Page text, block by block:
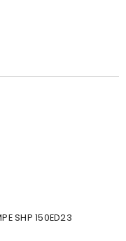
SHP 150ED23